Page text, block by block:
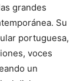
grandes
Su
portuguesa,
voces
un